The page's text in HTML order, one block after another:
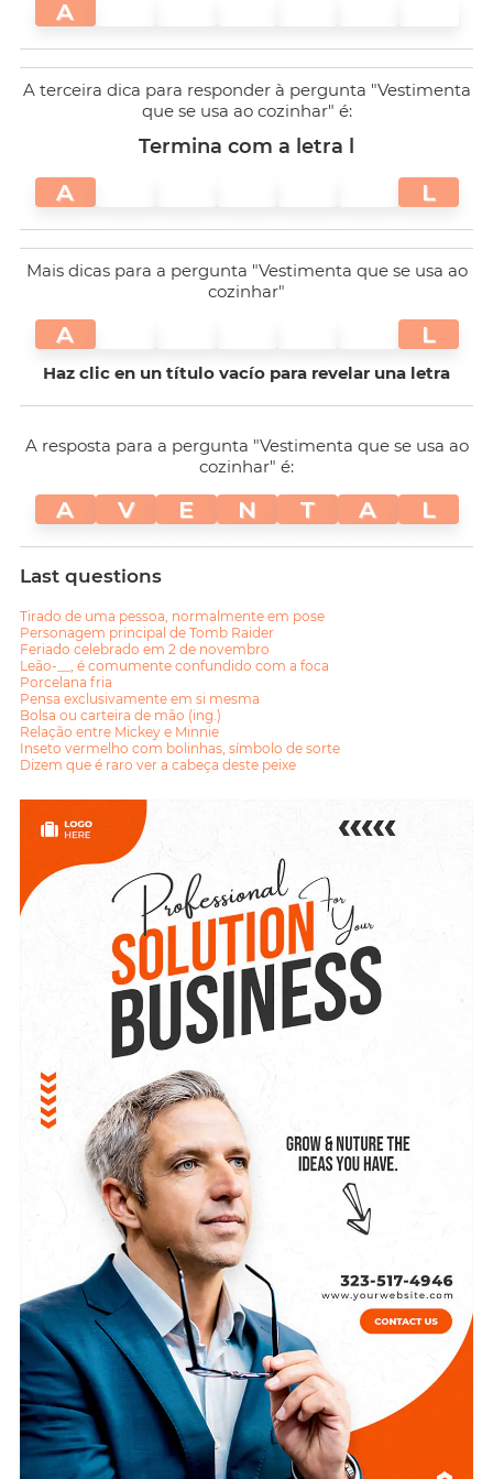
A
A terceira dica para responder à pergunta "Vestimenta
que se usa ao cozinhar" é:
Termina com a letra l
A L
Mais dicas para a pergunta "Vestimenta que se usa ao
cozinhar"
A L
Haz clic en un título vacío para revelar una letra
A resposta para a pergunta "Vestimenta que se usa ao
cozinhar" é:
A V E N T A L
Last questions
Tirado de uma pessoa, normalmente em pose
Personagem principal de Tomb Raider
Feriado celebrado em 2 de novembro
Leão-__, é comumente confundido com a foca
Porcelana fria
Pensa exclusivamente em si mesma
Bolsa ou carteira de mão (ing.)
Relação entre Mickey e Minnie
Inseto vermelho com bolinhas, símbolo de sorte
Dizem que é raro ver a cabeça deste peixe